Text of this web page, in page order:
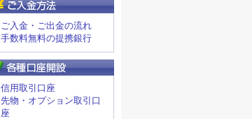
ご入金・ご出金の流れ
手数料無料の提携銀行
信用取引口座
先物・オプション取引口
座